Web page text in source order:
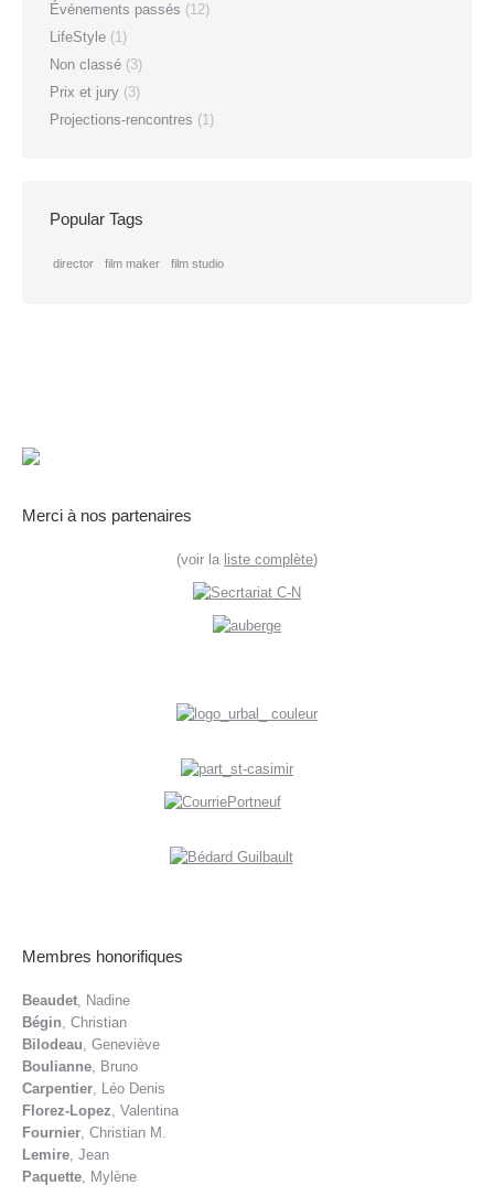
Événements passés (12)
LifeStyle (1)
Non classé (3)
Prix et jury (3)
Projections-rencontres (1)
Popular Tags
director film maker film studio
Merci à nos partenaires
(voir la liste complète)
Membres honorifiques
Beaudet, Nadine
Bégin, Christian
Bilodeau, Geneviève
Boulianne, Bruno
Carpentier, Léo Denis
Florez-Lopez, Valentina
Fournier, Christian M.
Lemire, Jean
Paquette, Mylène